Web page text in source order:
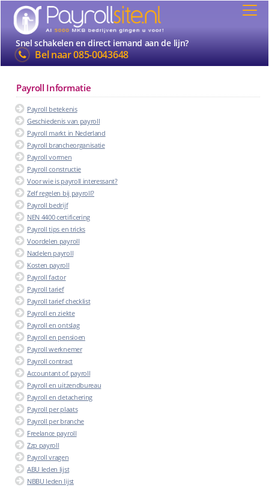
Snel schakelen en direct iemand aan de lijn?
Bel naar085-0043648
Payroll Informatie
Payroll betekenis
Geschiedenis van payroll
Payroll markt in Nederland
Payroll brancheorganisatie
Payroll vormen
Payroll constructie
Voor wie is payroll interessant?
Zelf regelen bij payroll?
Payroll bedrijf
NEN 4400 certificering
Payroll tips en tricks
Voordelen payroll
Nadelen payroll
Kosten payroll
Payroll factor
Payroll tarief
Payroll tarief checklist
Payroll en ziekte
Payroll en ontslag
Payroll en pensioen
Payroll werknemer
Payroll contract
Accountant of payroll
Payroll en uitzendbureau
Payroll en detachering
Payroll per plaats
Payroll per branche
Freelance payroll
Zzp payroll
Payroll vragen
ABU leden lijst
NBBU leden lijst